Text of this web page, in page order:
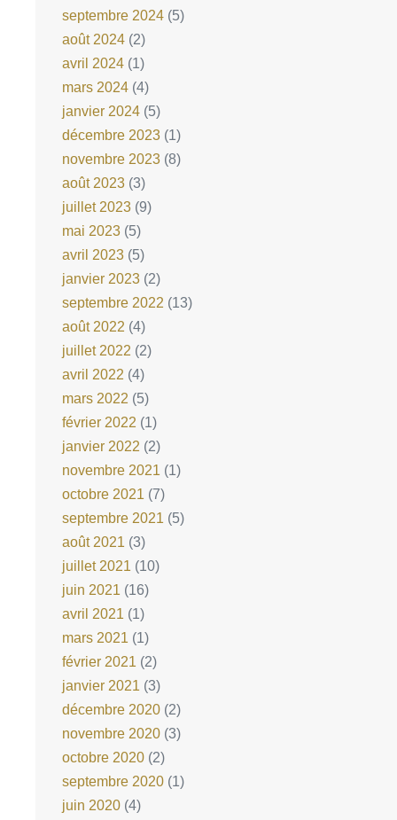
septembre 2024 (5)
août 2024 (2)
avril 2024 (1)
mars 2024 (4)
janvier 2024 (5)
décembre 2023 (1)
novembre 2023 (8)
août 2023 (3)
juillet 2023 (9)
mai 2023 (5)
avril 2023 (5)
janvier 2023 (2)
septembre 2022 (13)
août 2022 (4)
juillet 2022 (2)
avril 2022 (4)
mars 2022 (5)
février 2022 (1)
janvier 2022 (2)
novembre 2021 (1)
octobre 2021 (7)
septembre 2021 (5)
août 2021 (3)
juillet 2021 (10)
juin 2021 (16)
avril 2021 (1)
mars 2021 (1)
février 2021 (2)
janvier 2021 (3)
décembre 2020 (2)
novembre 2020 (3)
octobre 2020 (2)
septembre 2020 (1)
juin 2020 (4)